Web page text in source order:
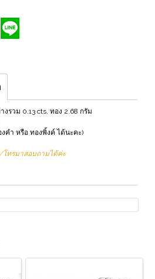
งรวม 0.13 cts, ทอง 2.68 กรัม
คำ หรือ ทองพิ้งค์ ได้นะคะ)
โทรมาสอบถามได้ค่ะ